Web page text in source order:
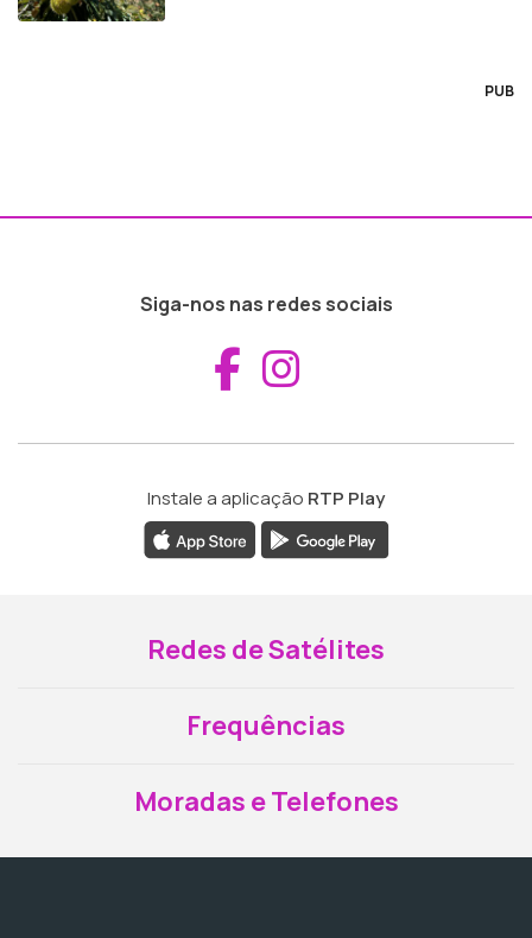
PUB
Siga-nos nas redes sociais
Aceder ao
Instale a aplicação RTP Play
Redes de Satélites
Frequências
Moradas e Telefones